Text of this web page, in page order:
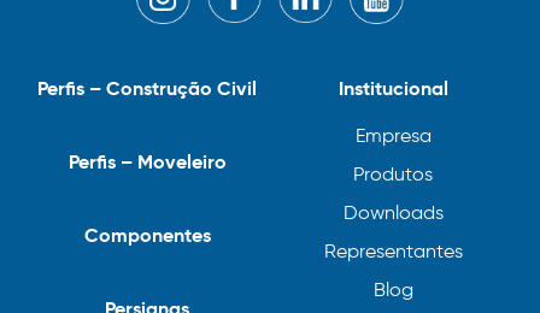
Institucional
Empresa
Produtos
Downloads
Representantes
Blog
Perfis – Construção Civil
Perfis – Moveleiro
Componentes